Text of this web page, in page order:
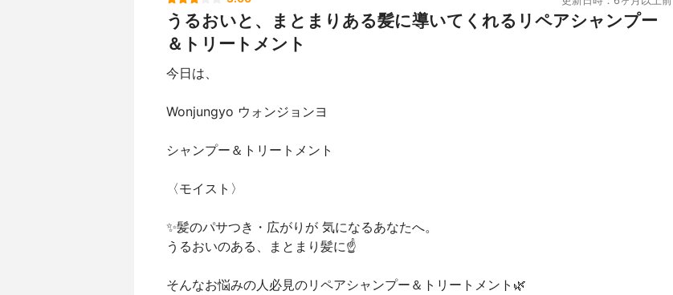
うるおいと、まとまりある髪に導いてくれるリペアシャンプー
＆トリートメント
今日は、
Wonjungyo ウォンジョンヨ
シャンプー＆トリートメント
〈モイスト〉
✨髪のパサつき・広がりが 気になるあなたへ。
うるおいのある、まとまり髪に☝️
そんなお悩みの人必見のリペアシャンプー＆トリートメント🌿